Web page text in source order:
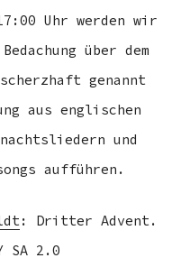
Uhr werden wir
über dem
genannt
aus englischen
und
aufführen.
: Dritter Advent.
SA 2.0